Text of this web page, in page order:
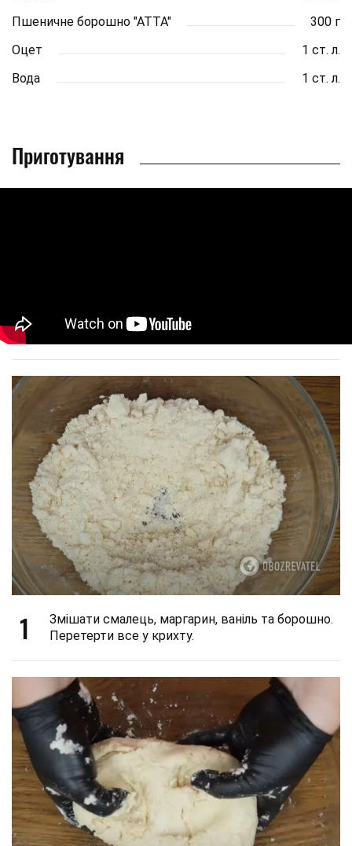
Пшеничне борошно "АТТА"
300 г
Оцет
1 ст. л.
Вода
1 ст. л.
Приготування
1
Змішати смалець, маргарин, ваніль та борошно.
Перетерти все у крихту.